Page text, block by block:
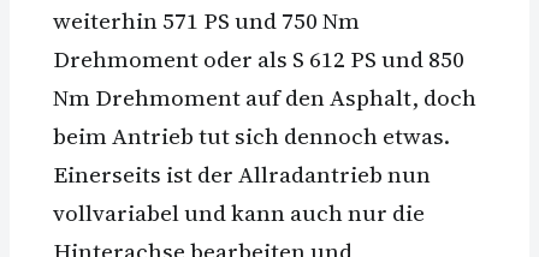
weiterhin 571 PS und 750 Nm
Drehmoment oder als S 612 PS und 850
Nm Drehmoment auf den Asphalt, doch
beim Antrieb tut sich dennoch etwas.
Einerseits ist der Allradantrieb nun
vollvariabel und kann auch nur die